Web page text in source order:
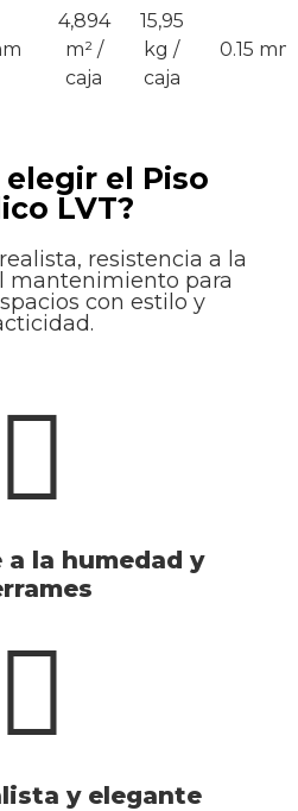
4,894
m² /
caja
15,95
kg /
caja
0.15 mm
el Piso
LVT?
resistencia a la
mantenimiento para
con estilo y
la humedad y
y elegante